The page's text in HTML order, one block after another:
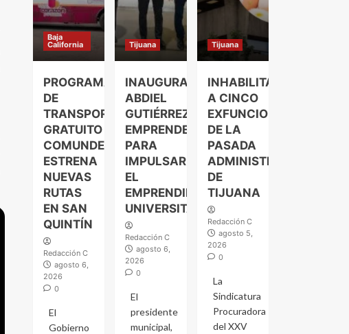
Baja
California
PROGRAMA
DE
TRANSPORTE
GRATUITO
COMUNDER
ESTRENA
NUEVAS
RUTAS
EN SAN
QUINTÍN
Redacción C
agosto 6,
2026
0
El
Gobierno
Tijuana
INAUGURA
ABDIEL
GUTIÉRREZ
EMPRENDELAND
PARA
IMPULSAR
EL
EMPRENDIMIENTO
UNIVERSITARIO
Redacción C
agosto 6,
2026
0
El
presidente
municipal,
Tijuana
INHABILITAN
A CINCO
EXFUNCIONARIOS
DE LA
PASADA
ADMINISTRACIÓN
DE
TIJUANA
Redacción C
agosto 5,
2026
0
La
Sindicatura
Procuradora
del XXV